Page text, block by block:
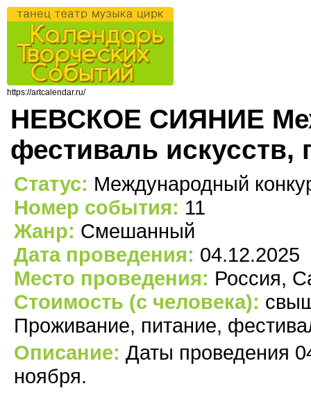
https://artcalendar.ru/
НЕВСКОЕ СИЯНИЕ
фестиваль искусств,
Статус: Международный
Номер события: 11
Жанр: Смешанный
Дата проведения: 04.12.2025
Место проведения: Россия,
Стоимость (с человека):
Проживание, питание,
Описание: Даты проведения
ноября.